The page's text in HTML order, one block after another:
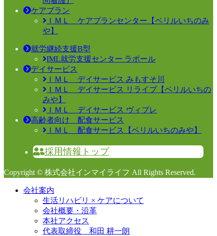
ケアプラン
ＩＭＬ ケアプランセンター【ベリルいちのみ
や】
就労継続支援B型
IML就労支援センター ラポール
デイサービス
ＩＭＬ デイサービス みもすそ川
ＩＭＬ デイサービス リライブ【ベリルいちの
みや】
ＩＭＬ デイサービス ヴィブレ
高齢者向け 配食サービス
ＩＭＬ 配食サービス【ベリルいちのみや】
採用情報トップ
Copyright © 株式会社インマイライフ All Rights Reserved.
会社案内
生活リハビリ × ケアについて
会社概要・沿革
本社アクセス
代表取締役 和田 耕一朗